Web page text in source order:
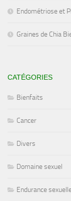
Endométriose et
Graines de Chia
CATÉGORIES
Bienfaits
Cancer
Divers
Domaine sexuel
Endurance